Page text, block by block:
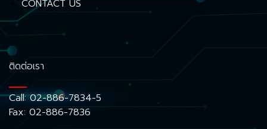
CONTACT US
ติดต่อเรา
Call:02-886-7834-5
Fax: 02-886-7836